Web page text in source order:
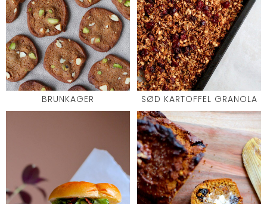
BRUNKAGER SØD KARTOFFEL GRANOLA